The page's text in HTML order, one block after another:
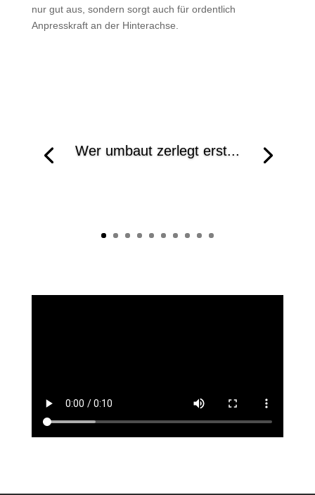
nur gut aus, sondern sorgt auch für ordentlich
Anpresskraft an der Hinterachse.
Wer umbaut zerlegt erst...